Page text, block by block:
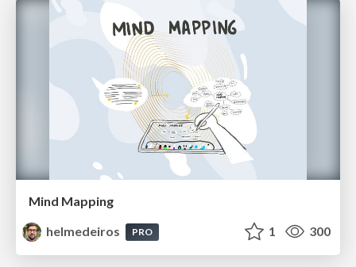
Mind Mapping
helmedeiros
PRO 1 300